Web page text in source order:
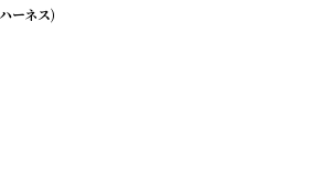
ーネス)